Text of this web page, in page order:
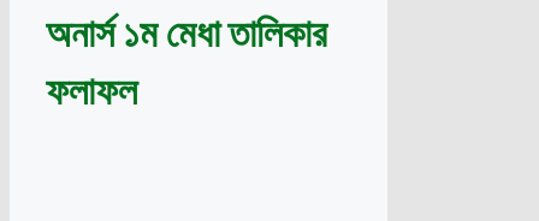
অনার্স ১ম মেধা তালিকার
ফলাফল